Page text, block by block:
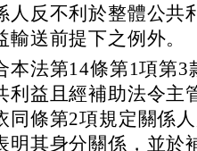
人反不利於整體公共
輸送前提下之例外。
本法第14條第1項第
利益且經補助法令主
同條第2項規定關係
明其身分關係，並於